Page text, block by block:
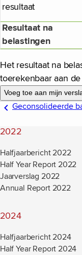
resultaat
Resultaat na
belastingen
Het resultaat na
toerekenbaar aan
Voeg toe aan mijn
Geconsolideerde
2022
Halfjaarbericht 2022
Half Year Report 2022
Jaarverslag 2022
Annual Report 2022
2024
Halfjaarbericht 2024
Half Year Report 2024